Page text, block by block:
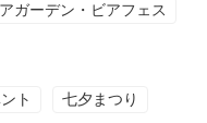
ガーデン・ビアフェス
ト 七夕まつり